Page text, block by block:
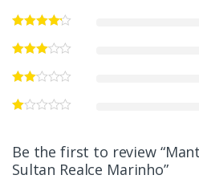
Be the first to review
Sultan Realce Marinho”